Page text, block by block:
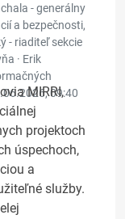
- generálny
a bezpečnosti,
- riaditeľ sekcie
· Erik
09:40
MIRRI,
projektoch
úspechoch,
a
služby.